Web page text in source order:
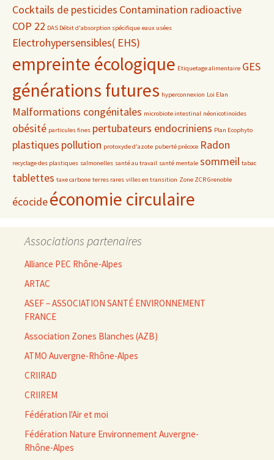
Cocktails de pesticides Contamination radioactive
COP 22 DAS Débit d'absorption spécifique eaux usées
Electrohypersensibles( EHS)
empreinte écologique Etiquetage alimentaire GES
générations futures hyperconnexion Loi Elan
Malformations congénitales microbiote intestinal néonicotinoïdes
obésité particules fines pertubateurs endocriniens Plan Ecophyto
plastiques pollution protoxyde d'azote puberté précoce Radon
recyclage des plastiques salmonelles santé au travail santé mentale sommeil tabac
tablettes taxe carbone terres rares villes en transition Zone ZCR Grenoble
écocideéconomie circulaire
Associations partenaires
Alliance PEC Rhône-Alpes
ARTAC
ASEF – ASSOCIATION SANTÉ ENVIRONNEMENT
FRANCE
Association Zones Blanches (AZB)
ATMO Auvergne-Rhône-Alpes
CRIIRAD
CRIIREM
Fédération l'Air et moi
Fédération Nature Environnement Auvergne-
Rhône-Alpes